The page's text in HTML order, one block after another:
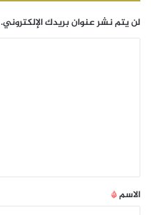
لن يتم نشر عنوان بريدك الإلكتروني.
الاسم*